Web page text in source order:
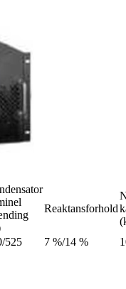
Reaktansforhold
525 7 %/14 %